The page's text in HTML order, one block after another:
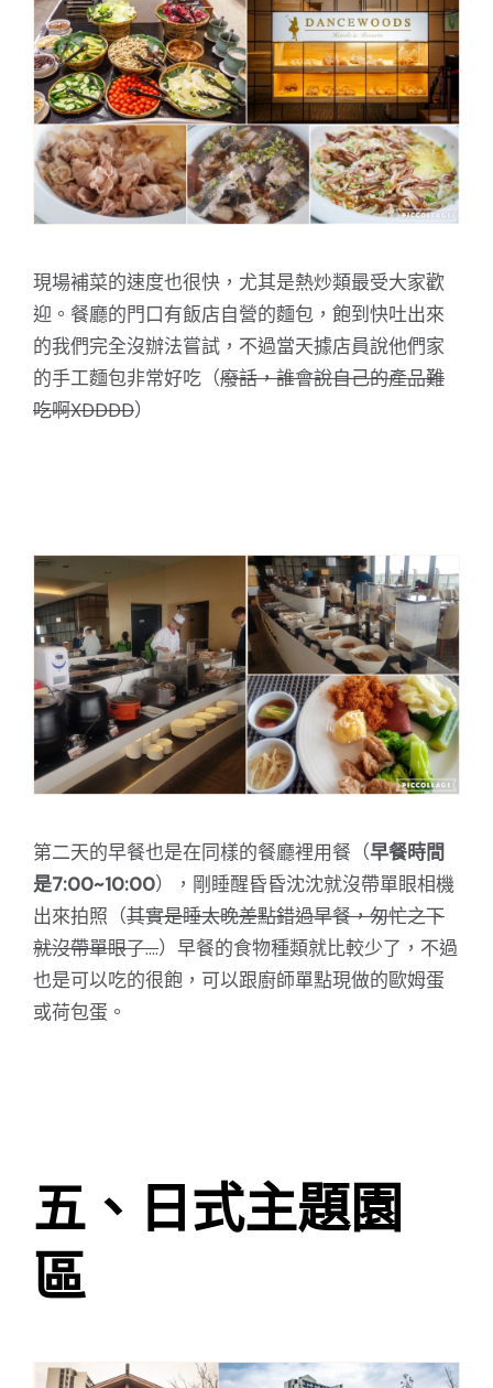
現場補菜的速度也很快，尤其是熱炒類最受大家歡
迎。餐廳的門口有飯店自營的麵包，飽到快吐出來
的我們完全沒辦法嘗試，不過當天據店員說他們家
的手工麵包非常好吃（廢話，誰會說自己的產品難
吃啊XDDDD）
第二天的早餐也是在同樣的餐廳裡用餐（早餐時間
是7:00~10:00），剛睡醒昏昏沈沈就沒帶單眼相機
出來拍照（其實是睡太晚差點錯過早餐，匆忙之下
就沒帶單眼了....）早餐的食物種類就比較少了，不過
也是可以吃的很飽，可以跟廚師單點現做的歐姆蛋
或荷包蛋。
五、日式主題園
區